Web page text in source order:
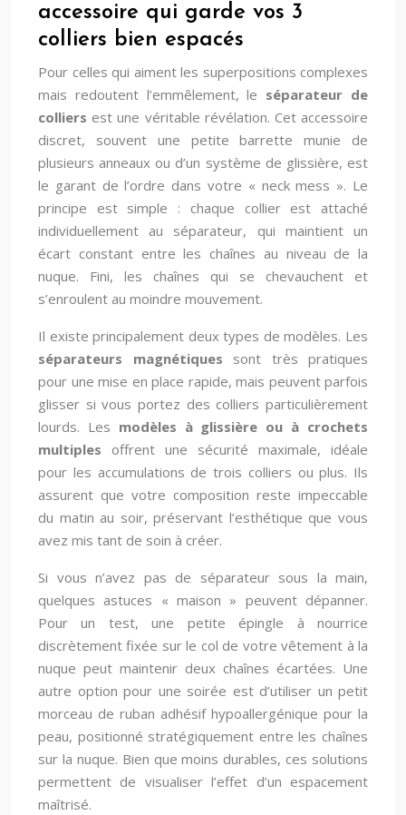
accessoire qui garde vos 3
colliers bien espacés
Pour celles qui aiment les superpositions complexes
mais redoutent l’emmêlement, le séparateur de
colliers est une véritable révélation. Cet accessoire
discret, souvent une petite barrette munie de
plusieurs anneaux ou d’un système de glissière, est
le garant de l’ordre dans votre « neck mess ». Le
principe est simple : chaque collier est attaché
individuellement au séparateur, qui maintient un
écart constant entre les chaînes au niveau de la
nuque. Fini, les chaînes qui se chevauchent et
s’enroulent au moindre mouvement.
Il existe principalement deux types de modèles. Les
séparateurs magnétiques sont très pratiques
pour une mise en place rapide, mais peuvent parfois
glisser si vous portez des colliers particulièrement
lourds. Les modèles à glissière ou à crochets
multiples offrent une sécurité maximale, idéale
pour les accumulations de trois colliers ou plus. Ils
assurent que votre composition reste impeccable
du matin au soir, préservant l’esthétique que vous
avez mis tant de soin à créer.
Si vous n’avez pas de séparateur sous la main,
quelques astuces « maison » peuvent dépanner.
Pour un test, une petite épingle à nourrice
discrètement fixée sur le col de votre vêtement à la
nuque peut maintenir deux chaînes écartées. Une
autre option pour une soirée est d’utiliser un petit
morceau de ruban adhésif hypoallergénique pour la
peau, positionné stratégiquement entre les chaînes
sur la nuque. Bien que moins durables, ces solutions
permettent de visualiser l’effet d’un espacement
maîtrisé.